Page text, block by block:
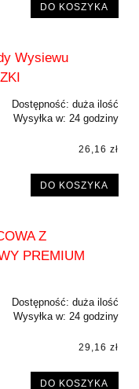
DO KOSZYKA
Wysiewu
Dostępność: duża ilość
Wysyłka w: 24 godziny
26,16 zł
DO KOSZYKA
Z
PREMIUM
Dostępność: duża ilość
Wysyłka w: 24 godziny
29,16 zł
DO KOSZYKA